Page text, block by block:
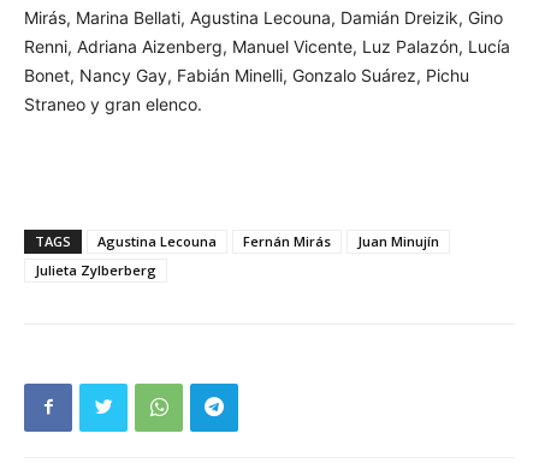
Mirás, Marina Bellati, Agustina Lecouna, Damián Dreizik, Gino
Renni, Adriana Aizenberg, Manuel Vicente, Luz Palazón, Lucía
Bonet, Nancy Gay, Fabián Minelli, Gonzalo Suárez, Pichu
Straneo y gran elenco.
TAGS Agustina Lecouna Fernán Mirás
Juan Minujín
Julieta Zylberberg